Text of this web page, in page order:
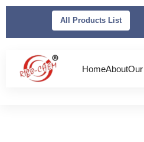
content
All Products List
HomeAbout